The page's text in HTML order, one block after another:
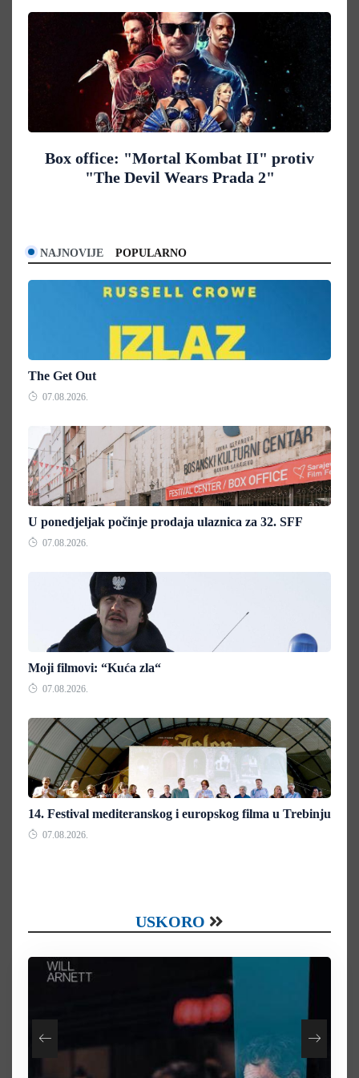
Box office: "Mortal Kombat II" protiv
"The Devil Wears Prada 2"
NAJNOVIJE POPULARNO
The Get Out
07.08.2026.
U ponedjeljak počinje prodaja ulaznica za 32. SFF
07.08.2026.
Moji filmovi: “Kuća zla“
07.08.2026.
14. Festival mediteranskog i europskog filma u Trebinju
07.08.2026.
USKORO